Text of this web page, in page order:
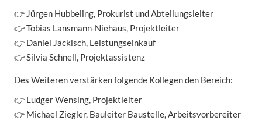
👉 Jürgen Hubbeling, Prokurist und Abteilungsleiter
👉 Tobias Lansmann-Niehaus, Projektleiter
👉 Daniel Jackisch, Leistungseinkauf
👉 Silvia Schnell, Projektassistenz
Des Weiteren verstärken folgende Kollegen den Bereich:
👉 Ludger Wensing, Projektleiter
👉 Michael Ziegler, Bauleiter Baustelle, Arbeitsvorbereiter